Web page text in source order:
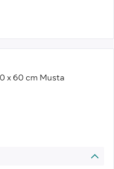
x 60 cm Musta